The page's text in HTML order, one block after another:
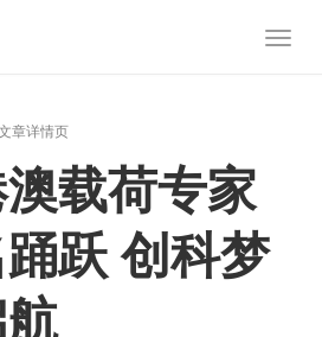
Toggle
章详情页
载荷专家
跃 创科梦